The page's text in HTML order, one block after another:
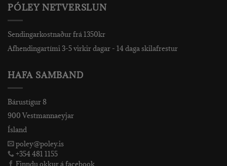
PÓLEY NETVERSLUN
Sendingarkostnaður frá 1350kr
Afhendingartími 3-5 virkir dagar - 14 daga skilafrestur
HAFA SAMBAND
Bárustígur 8
900 Vestmannaeyjar
Ísland
poley@poley.is
+354 481 1155
Finndu okkur á facebook